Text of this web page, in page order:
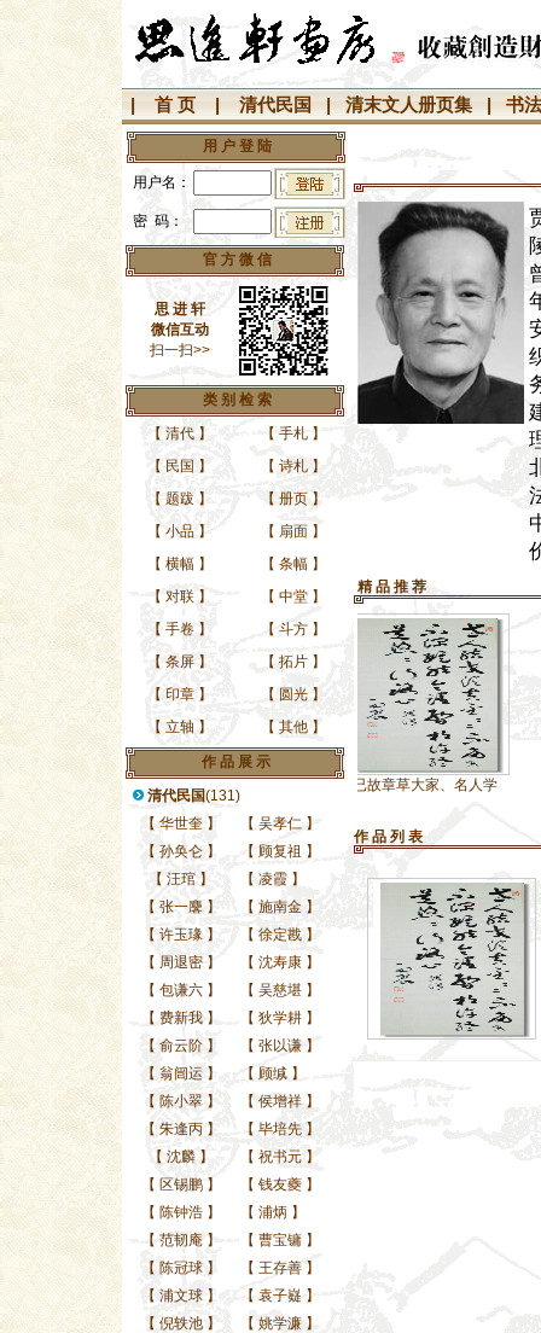
首 页 清代民国 清末文人册页集 书
用 户 登 陆
用户名：
密 码：
官 方 微 信
思 进 轩
微信互动
扫一扫>>
类 别 检 索
【 清代 】 【 手札 】
【 民国 】 【 诗札 】
【 题跋 】 【 册页 】
【 小品 】 【 扇面 】
【 横幅 】 【 条幅 】
【 对联 】 【 中堂 】
【 手卷 】 【 斗方 】
【 条屏 】 【 拓片 】
【 印章 】 【 圆光 】
【 立轴 】 【 其他 】
作 品 展 示
清代民国(131)
【 华世奎 】 【 吴孝仁 】
【 孙奂仑 】 【 顾复祖 】
【 汪琯 】 【 凌霞 】
【 张一麐 】 【 施南金 】
【 许玉瑑 】 【 徐定戡 】
【 周退密 】 【 沈寿康 】
【 包谦六 】 【 吴慈堪 】
【 费新我 】 【 狄学耕 】
【 俞云阶 】 【 张以谦 】
【 翁闿运 】 【 顾缄 】
【 陈小翠 】 【 侯增祥 】
【 朱逢丙 】 【 毕培先 】
【 沈麟 】 【 祝书元 】
【 区锡鹏 】 【 钱友夔 】
【 陈钟浩 】 【 浦炳 】
【 范韧庵 】 【 曹宝镛 】
【 陈冠球 】 【 王存善 】
【 浦文球 】 【 袁子嶷 】
【 倪轶池 】 【 姚学濂 】
精 品 推 荐
已故章草大家、名人学
作 品 列 表